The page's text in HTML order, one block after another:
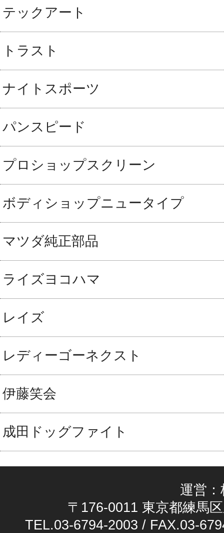
テックアート
トラスト
ナイトスポーツ
パンスピード
プロショップスクリーン
ボディショップニュータイプ
マツダ純正部品
ライズヨコハマ
レイズ
レディーゴーネクスト
伊藤笑会
成田ドッグファイト
運営
〒176-0011 東京都練馬
TEL.03-6794-2003 / FAX.03-